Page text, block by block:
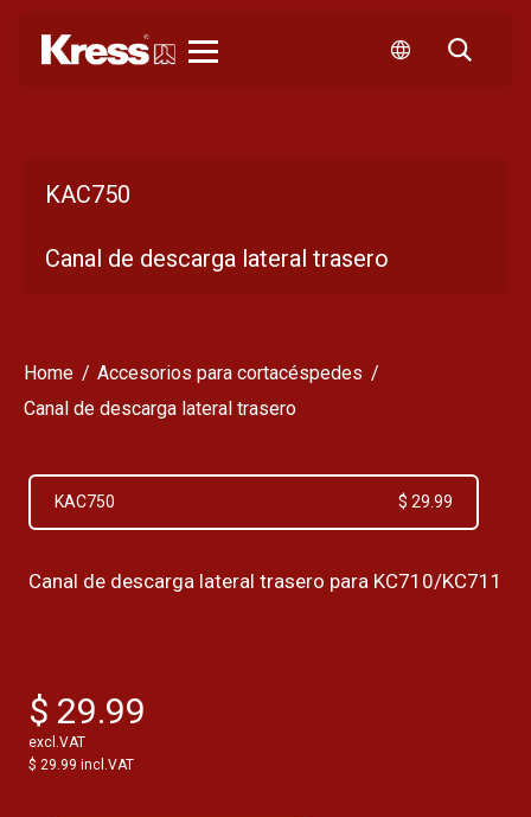
KAC750
Canal de descarga lateral trasero
Home
Accesorios para cortacéspedes
Canal de descarga lateral trasero
KAC750 $ 29.99
Canal de descarga lateral trasero para KC710/KC711
$ 29.99
excl.VAT
$ 29.99 incl.VAT